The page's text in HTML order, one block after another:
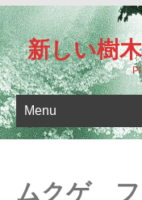
新しい樹
Menu
ムクゲ フ